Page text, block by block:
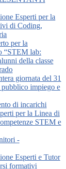
Esperti per la
di Coding,
per la
“STEM lab:
della classe
giornata del 31
impiego e
di incarichi
per la Linea di
STEM e
-
Esperti e Tutor
formativi